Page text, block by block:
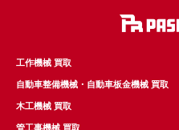
工作機械 買取
自動車整備機械・自動車板金機械 買取
木工機械 買取
管工事機械 買取